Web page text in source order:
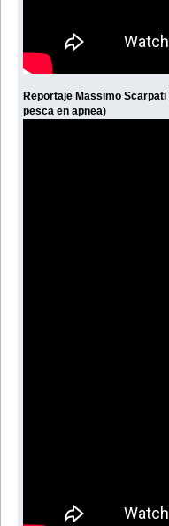
Reportaje Massimo
pesca en apnea)